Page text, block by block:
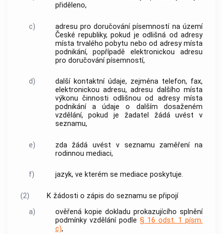
přiděleno,
c)
adresu pro doručování písemností na území
České republiky, pokud je odlišná od adresy
místa trvalého pobytu nebo od adresy místa
podnikání, popřípadě elektronickou adresu
pro doručování písemností,
d)
další kontaktní údaje, zejména telefon, fax,
elektronickou adresu, adresu dalšího místa
výkonu činnosti odlišnou od adresy místa
podnikání a údaje o dalším dosaženém
vzdělání, pokud je žadatel žádá uvést v
seznamu,
e) zda žádá uvést v seznamu zaměření na
rodinnou mediaci,
f) jazyk, ve kterém se mediace poskytuje.
(2) K žádosti o zápis do seznamu se připojí
a)
ověřená kopie dokladu prokazujícího splnění
podmínky vzdělání podle § 16 odst. 1 písm.
c),